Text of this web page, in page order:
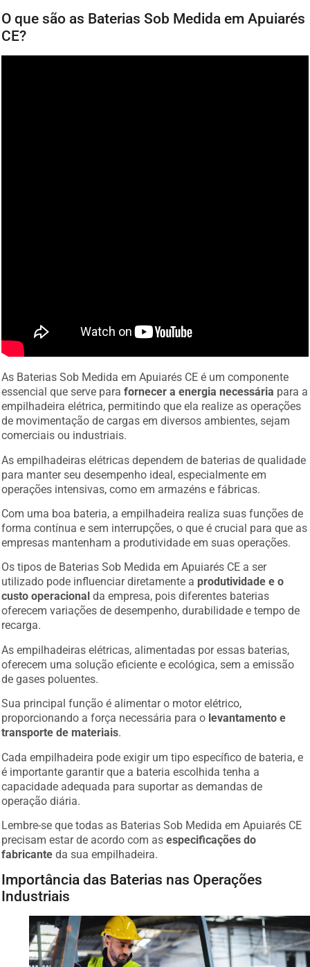
O que são as Baterias Sob Medida em Apuiarés
CE?
As Baterias Sob Medida em Apuiarés CE é um componente
essencial que serve parafornecer a energia necessária para a
empilhadeira elétrica, permitindo que ela realize as operações
de movimentação de cargas em diversos ambientes, sejam
comerciais ou industriais.
As empilhadeiras elétricas dependem de baterias de qualidade
para manter seu desempenho ideal, especialmente em
operações intensivas, como em armazéns e fábricas.
Com uma boa bateria, a empilhadeira realiza suas funções de
forma contínua e sem interrupções, o que é crucial para que as
empresas mantenham a produtividade em suas operações.
Os tipos de Baterias Sob Medida em Apuiarés CE a ser
utilizado pode influenciar diretamente a produtividade e o
custo operacional da empresa, pois diferentes baterias
oferecem variações de desempenho, durabilidade e tempo de
recarga.
As empilhadeiras elétricas, alimentadas por essas baterias,
oferecem uma solução eficiente e ecológica, sem a emissão
de gases poluentes.
Sua principal função é alimentar o motor elétrico,
proporcionando a força necessária para o levantamento e
transporte de materiais.
Cada empilhadeira pode exigir um tipo específico de bateria, e
é importante garantir que a bateria escolhida tenha a
capacidade adequada para suportar as demandas de
operação diária.
Lembre-se que todas as Baterias Sob Medida em Apuiarés CE
precisam estar de acordo com as especificações do
fabricante da sua empilhadeira.
Importância das Baterias nas Operações
Industriais